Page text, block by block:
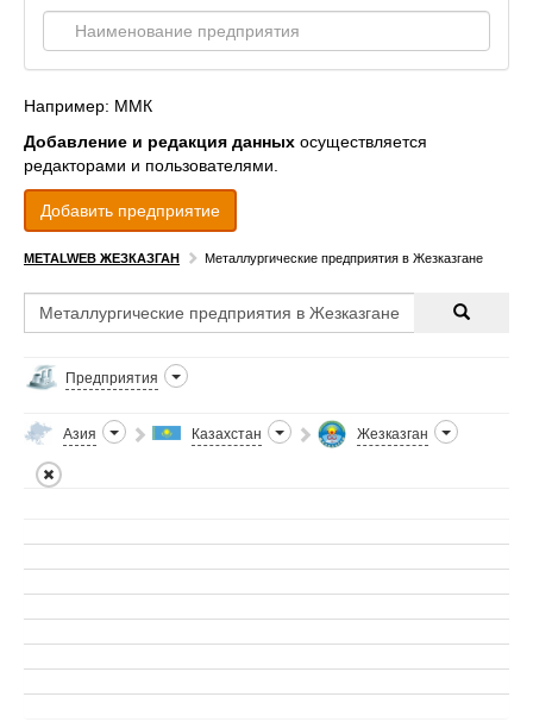
Например: ММК
Добавление и редакция данных осуществляется
редакторами и пользователями.
Добавить предприятие
METALWEB ЖЕЗКАЗГАН Металлургические предприятия в Жезказгане
Предприятия
Азия Казахстан Жезказган